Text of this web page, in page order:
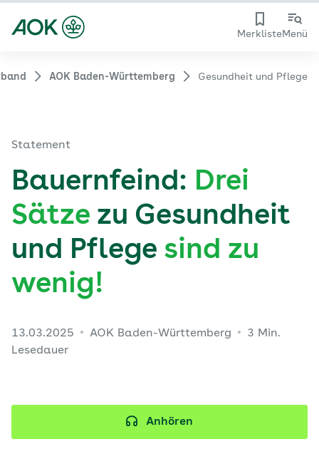
MerklisteMenü
AOK Baden-Württemberg Gesundheit und Pflege
Statement
Bauernfeind: Drei
Sätze zu Gesundheit
und Pflege sind zu
wenig!
13.03.2025 AOK Baden-Württemberg
3 Min.
Lesedauer
Anhören